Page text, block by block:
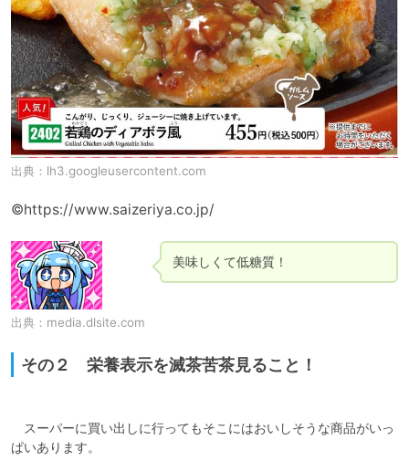
出典： lh3.googleusercontent.com
©https://www.saizeriya.co.jp/
出典： media.dlsite.com
美味しくて低糖質！
その２ 栄養表示を滅茶苦茶見ること！
スーパーに買い出しに行ってもそこにはおいしそうな商品がいっ
ぱいあります。